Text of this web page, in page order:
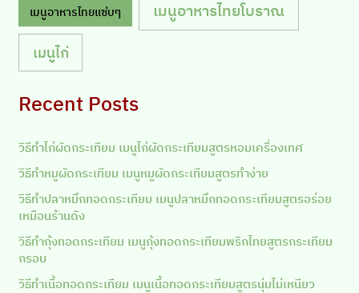
เมนูอาหารไทยแซ่บๆ เมนูอาหารไทยโบราณ
เมนูไก่
Recent Posts
วิธีทำไก่ผัดกระเทียม เมนูไก่ผัดกระเทียมสูตรหอมเครื่องเทศ
วิธีทำหมูผัดกระเทียม เมนูหมูผัดกระเทียมสูตรทำง่าย
วิธีทำปลาหมึกทอดกระเทียม เมนูปลาหมึกทอดกระเทียมสูตรอร่อย
เหมือนร้านดัง
วิธีทำกุ้งทอดกระเทียม เมนูกุ้งทอดกระเทียมพริกไทยสูตรกระเทียม
กรอบ
วิธีทำเนื้อทอดกระเทียม เมนูเนื้อทอดกระเทียมสูตรนุ่มไม่เหนียว